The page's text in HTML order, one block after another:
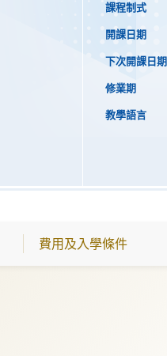
課程制式
開課日期
下次開課日期
修業期
教學語言
費用及入學條件